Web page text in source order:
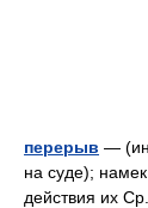
перерыв —
на суде);
действия их